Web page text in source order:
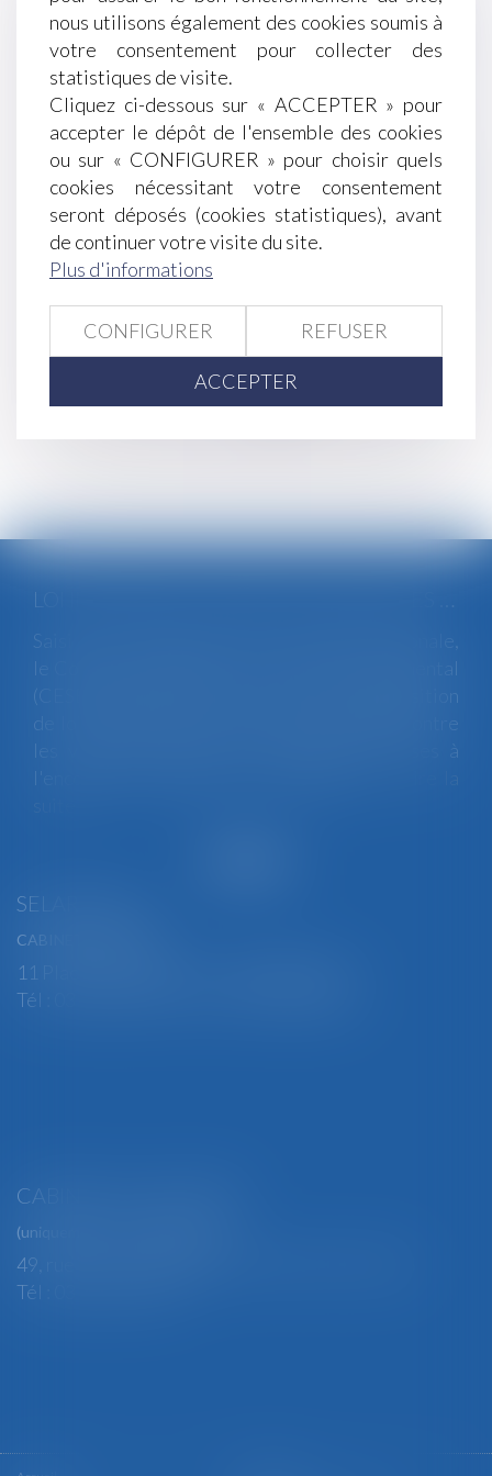
Servitude et donation-partage : quand
l’indivision ne suffit pas !
Licenciement économique et priorité de
réembauche : quel impact en cas d’oubli ?
Mesure de placement provisoire : précision sur
le décompte des délais de procédure !
Droit d’option : l’indemnité d’occupation prend
effet dès l’expiration du bail initialement
renouvelé
Baisse des exonérations de cotisations pour les
apprentis : Quelles sont les nouvelles règles ?
Consommation -Obligation d’affichage de
l’origine des viandes dans les restaurants
32 33 34
> >>
Saisi par la Présidente de l'Assemblée nationale,
le Conseil économique, social et environnemental
(CESE) a adopté ce jour son avis sur la proposition
de loi visant à lutter de manière intégrale contre
les violences sexistes et sexuelles commises à
l'encontre des femmes et des enfants...
SELARL BGBJ
CABINET PRINCIPAL
11 Place Edmond Henry - 88000 ÉPINAL
Tél : 03 29 82 29 04 - Fax : 03 29 64 06 84
CABINET SECONDAIRE
(uniquement sur rendez-vous)
49, rue Thiers - 88100 SAINT-DIÉ DES VOSGES
Tél : 03 29 56 15 98
nous utilisons également des cookies soumis à
votre consentement pour collecter des
statistiques de visite.
Cliquez ci-dessous sur « ACCEPTER » pour
accepter le dépôt de l'ensemble des cookies
ou sur « CONFIGURER » pour choisir quels
cookies nécessitant votre consentement
seront déposés (cookies statistiques), avant
de continuer votre visite du site.
Plus d'informations
CONFIGURER REFUSER
ACCEPTER